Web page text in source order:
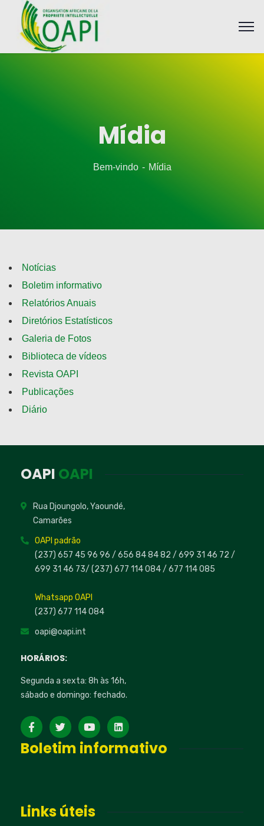
Mídia
Bem-vindo Mídia
Notícias
Boletim informativo
Relatórios Anuais
Diretórios Estatísticos
Galeria de Fotos
Biblioteca de vídeos
Revista OAPI
Publicações
Diário
OAPI OAPI
Rua Djoungolo, Yaoundé,
Camarões
OAPI padrão
(237) 657 45 96 96 / 656 84 84 82 / 699 31 46 72 /
699 31 46 73/ (237) 677 114 084 / 677 114 085
Whatsapp OAPI
(237) 677 114 084
oapi@oapi.int
HORÁRIOS:
Segunda a sexta: 8h às 16h,
sábado e domingo: fechado.
Boletim informativo
Links úteis